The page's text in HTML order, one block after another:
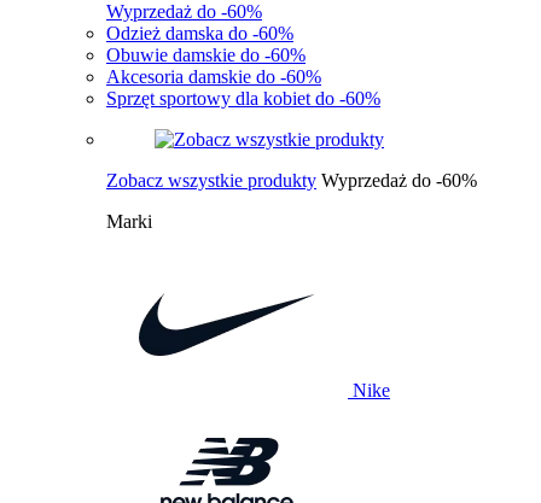
Wyprzedaż do -60%
Odzież damska do -60%
Obuwie damskie do -60%
Akcesoria damskie do -60%
Sprzęt sportowy dla kobiet do -60%
Zobacz wszystkie produkty Wyprzedaż do -60%
Marki
Nike